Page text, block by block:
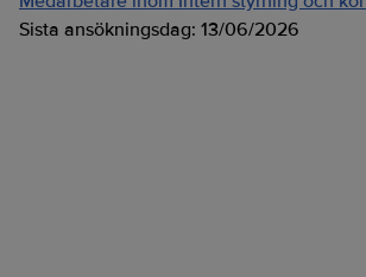
Sista ansökningsdag: 13/06/2026